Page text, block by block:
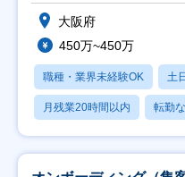
大阪府
450万~450万
職種・業界未経験OK 土
月残業20時間以内 転勤